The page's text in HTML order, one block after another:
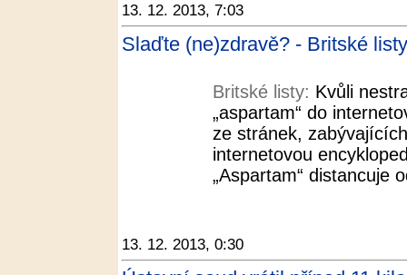
13. 12. 2013, 7:03
Slaďte (ne)zdravě? - Britské listy
Britské listy: Kvůli
„aspartam“ do
ze stránek,
internetovou
„Aspartam“ distancuje
13. 12. 2013, 0:30